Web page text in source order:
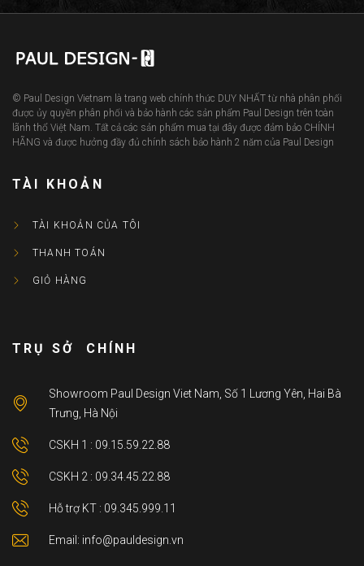
© Paul Design Vietnam là trang web chính thức DUY NHẤT từ nhà phân phối
được ủy quyền phân phối và bảo hành các sản phẩm Paul Design trên toàn
lãnh thổ Việt Nam. Tất cả các sản phẩm mua tại đây được đảm bảo CHÍNH
HÃNG và được hưởng đầy đủ chính sách bảo hành 2 năm của Paul Design
TÀI KHOẢN
TÀI KHOẢN CỦA TÔI
THANH TOÁN
GIỎ HÀNG
TRỤ SỞ CHÍNH
Showroom Paul Design Viet Nam, Số 1 Lương Yên, Hai Bà
Trưng, Hà Nội
CSKH 1 : 09.15.59.22.88
CSKH 2 : 09.34.45.22.88
Hỗ trợ KT : 09.345.999.11
Email: info@pauldesign.vn